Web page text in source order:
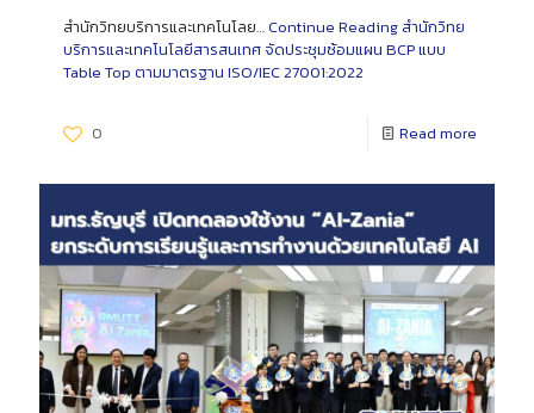
สำนักวิทยบริการและเทคโนโลย… Continue Reading สำนักวิทย
บริการและเทคโนโลยีสารสนเทศ จัดประชุมซ้อมแผน BCP แบบ
Table Top ตามมาตรฐาน ISO/IEC 27001:2022
0 Read more